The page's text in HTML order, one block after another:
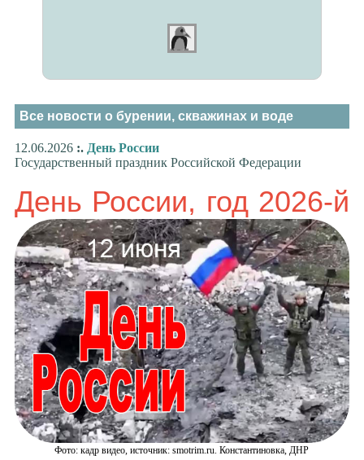
Все новости о бурении, скважинах и воде
12.06.2026:. День России
Государственный праздник Российской Федерации
День России, год 2026-й
Фото: кадр видео, источник: smotrim.ru. Константиновка, ДНР